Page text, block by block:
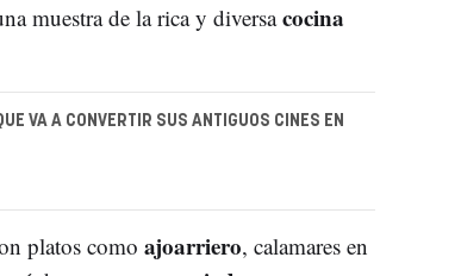
muestra de la rica y diversacocina
VA A CONVERTIR SUS ANTIGUOS CINES EN
platos como ajoarriero, calamares en